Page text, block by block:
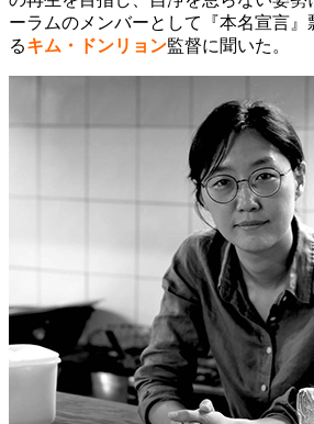
ーラムのメンバーとして『本名宣言
るキム・ドンリョン監督に聞いた。